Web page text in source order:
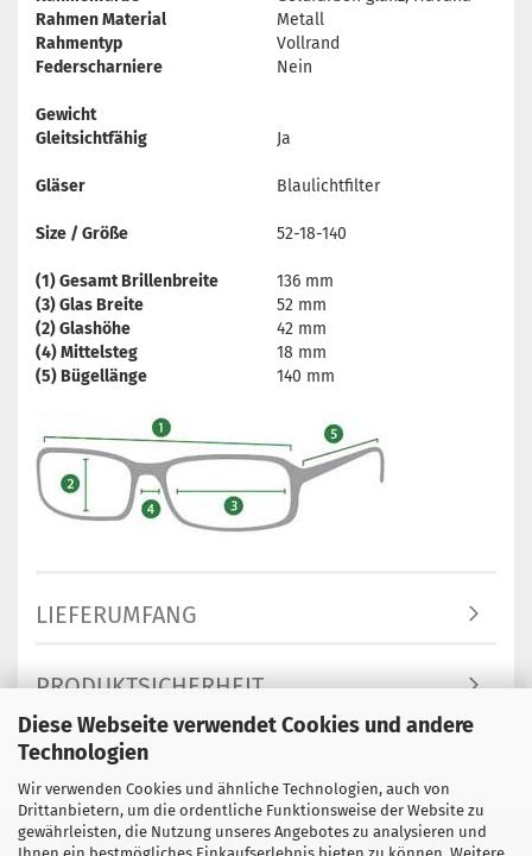
Diese Webseite verwendet Cookies und andere
Technologien
Wir verwenden Cookies und ähnliche Technologien, auch von
Drittanbietern, um die ordentliche Funktionsweise der Website zu
gewährleisten, die Nutzung unseres Angebotes zu analysieren und
Rahmen Material
Metall
Rahmentyp
Vollrand
Federscharniere
Nein
Gewicht
Gleitsichtfähig
Ja
Gläser Blaulichtfilter
Size / Größe 52-18-140
(1) Gesamt Brillenbreite
136 mm
(3) Glas Breite
52 mm
(2) Glashöhe
42 mm
(4) Mittelsteg
18 mm
(5) Bügellänge
140 mm
LIEFERUMFANG
PRODUKTSICHERHEIT
Impressum Kontakt Versand- & Zahlungsbedingungen